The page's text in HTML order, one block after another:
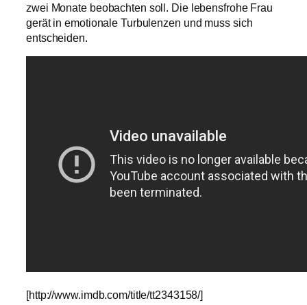
zwei Monate beobachten soll. Die lebensfrohe Frau
gerät in emotionale Turbulenzen und muss sich
entscheiden.
[http://www.imdb.com/title/tt2343158/]